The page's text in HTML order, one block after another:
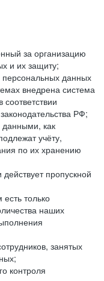
за организацию
и их защиту;
персональных данных
внедрена система
РФ;
данными, как
учёту,
по их хранению
пропускной
только
наших
занятых
контроля